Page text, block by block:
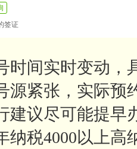
签证
时间实时变动，
源紧张，实际预
建议尽可能提
纳税4000以上